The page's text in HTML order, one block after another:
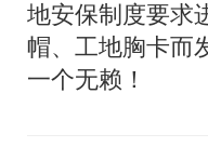
地安保制度要求
帽、工地胸卡而
一个无赖！